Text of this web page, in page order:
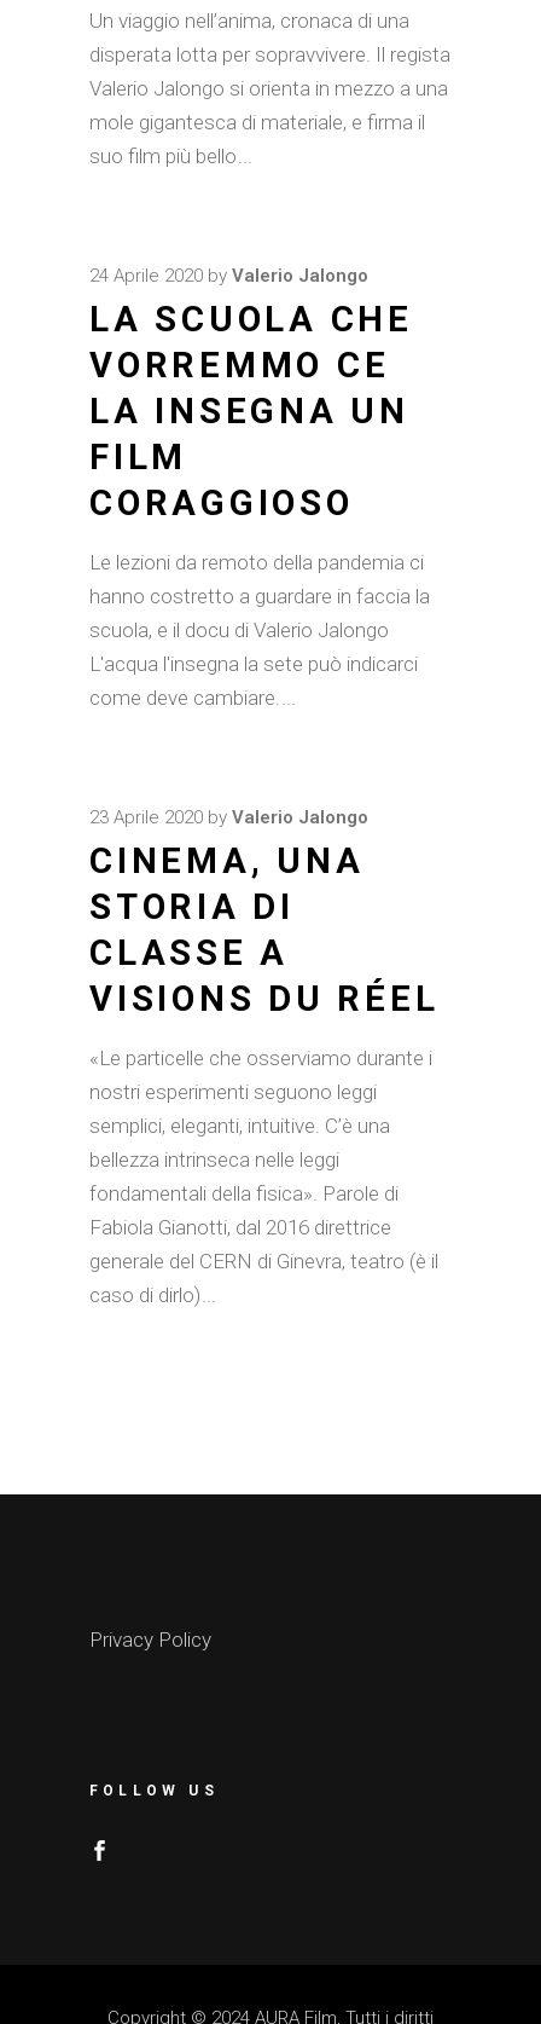
Un viaggio nell’anima, cronaca di una
disperata lotta per sopravvivere. Il regista
Valerio Jalongo si orienta in mezzo a una
mole gigantesca di materiale, e firma il
suo film più bello
24 Aprile 2020 by Valerio Jalongo
LA SCUOLA CHE
VORREMMO CE
LA INSEGNA UN
FILM
CORAGGIOSO
Le lezioni da remoto della pandemia ci
hanno costretto a guardare in faccia la
scuola, e il docu di Valerio Jalongo
L'acqua l'insegna la sete può indicarci
come deve cambiare.
23 Aprile 2020 by Valerio Jalongo
CINEMA, UNA
STORIA DI
CLASSE A
VISIONS DU RÉEL
«Le particelle che osserviamo durante i
nostri esperimenti seguono leggi
semplici, eleganti, intuitive. C’è una
bellezza intrinseca nelle leggi
fondamentali della fisica». Parole di
Fabiola Gianotti, dal 2016 direttrice
generale del CERN di Ginevra, teatro (è il
caso di dirlo)
Privacy Policy
FOLLOW US
Copyright © 2024 AURA Film, Tutti i diritti